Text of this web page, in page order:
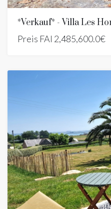
*Verkauf* - Villa Les
Preis FAI 2,485,600.0€